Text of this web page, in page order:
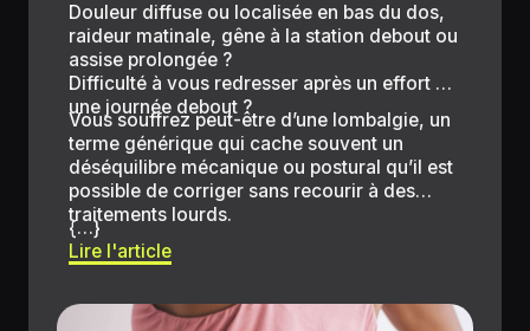
Douleur diffuse ou localisée en bas du dos,
raideur matinale, gêne à la station debout ou
assise prolongée ?
Difficulté à vous redresser après un effort ou
une journée debout ?
Vous souffrez peut-être d’une lombalgie, un
terme générique qui cache souvent un
déséquilibre mécanique ou postural qu’il est
possible de corriger sans recourir à des
traitements lourds.
{…}
Lire l'article